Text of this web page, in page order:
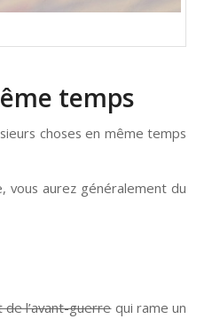
temps
choses en même temps
vous aurez généralement du
de l’avant-guerrequi rame un